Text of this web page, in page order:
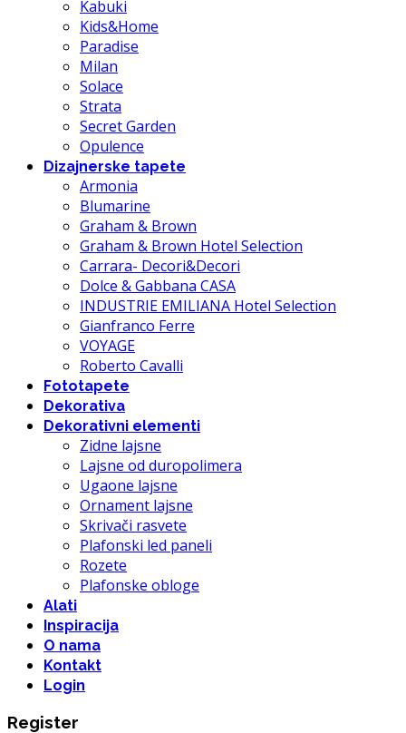
Kabuki
Kids&Home
Paradise
Milan
Solace
Strata
Secret Garden
Opulence
Dizajnerske tapete
Armonia
Blumarine
Graham & Brown
Graham & Brown Hotel Selection
Carrara- Decori&Decori
Dolce & Gabbana CASA
INDUSTRIE EMILIANA Hotel Selection
Gianfranco Ferre
VOYAGE
Roberto Cavalli
Fototapete
Dekorativa
Dekorativni elementi
Zidne lajsne
Lajsne od duropolimera
Ugaone lajsne
Ornament lajsne
Skrivači rasvete
Plafonski led paneli
Rozete
Plafonske obloge
Alati
Inspiracija
O nama
Kontakt
Login
Register